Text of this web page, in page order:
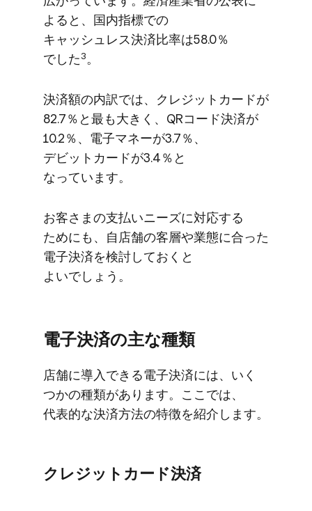
よると、​国内指標での​
キャッシュレス決済比率は​58.0％
でした3。
決済額の​内訳では、​クレジットカードが​
82.7％と​最も​大きく、​QRコード決済が​
10.2％、​電子マネーが​3.7％、​
デビットカードが​3.4％と​
なっています。
お客さまの​支払い​ニーズに​対応する​
ためにも、​自店舗の​客層や​業態に​合った​
電子決済を​検討しておくと​
よいでしょう。
電子決済の​主な​種類
店舗に​導入できる​電子決済には、​いく​
つかの​種類が​あります。​ここでは、​
代表的な​決済方​法の​特徴を​紹介します。
クレジットカード決済